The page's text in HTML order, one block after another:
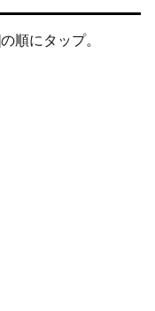
順にタップ。